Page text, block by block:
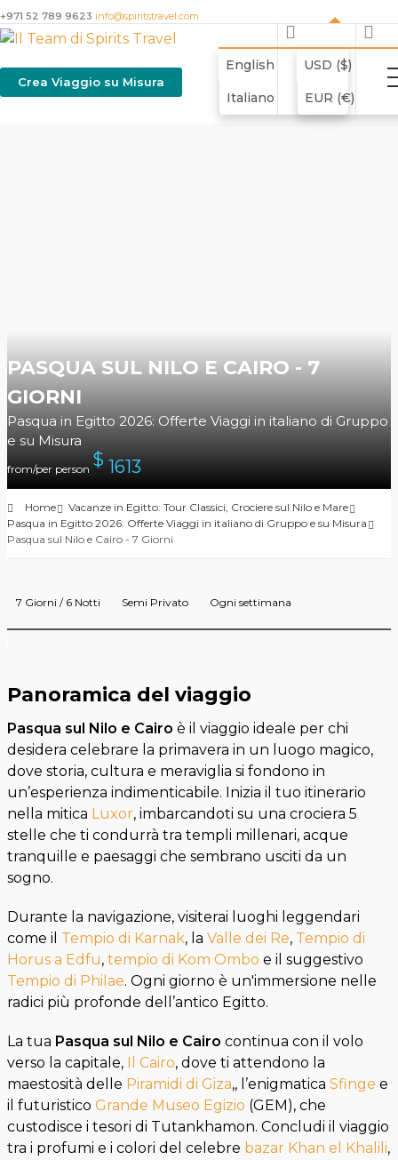
+971 52 789 9623 info@spiritstravel.com
English
Italiano
USD ($)
EUR (€)
Crea Viaggio su Misura
PASQUA SUL NILO E CAIRO - 7
GIORNI
Pasqua in Egitto 2026: Offerte Viaggi in italiano di Gruppo
e su Misura
from/per person $ 1613
Home
Vacanze in Egitto: Tour Classici, Crociere sul Nilo e Mare
Pasqua in Egitto 2026: Offerte Viaggi in italiano di Gruppo e su Misura
Pasqua sul Nilo e Cairo - 7 Giorni
7 Giorni / 6 Notti Semi Privato Ogni settimana
Panoramica del viaggio
Pasqua sul Nilo e Cairo è il viaggio ideale per chi
desidera celebrare la primavera in un luogo magico,
dove storia, cultura e meraviglia si fondono in
un’esperienza indimenticabile. Inizia il tuo itinerario
nella mitica Luxor, imbarcandoti su una crociera 5
stelle che ti condurrà tra templi millenari, acque
tranquille e paesaggi che sembrano usciti da un
sogno.
Durante la navigazione, visiterai luoghi leggendari
come il Tempio di Karnak, la Valle dei Re, Tempio di
Horus a Edfu, tempio di Kom Ombo e il suggestivo
Tempio di Philae. Ogni giorno è un'immersione nelle
radici più profonde dell’antico Egitto.
La tua Pasqua sul Nilo e Cairo continua con il volo
verso la capitale, Il Cairo, dove ti attendono la
maestosità delle Piramidi di Giza,, l’enigmatica Sfinge e
il futuristico Grande Museo Egizio (GEM), che
custodisce i tesori di Tutankhamon. Concludi il viaggio
tra i profumi e i colori del celebre bazar Khan el Khalili,